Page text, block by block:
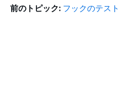
前のトピック: フックのテスト